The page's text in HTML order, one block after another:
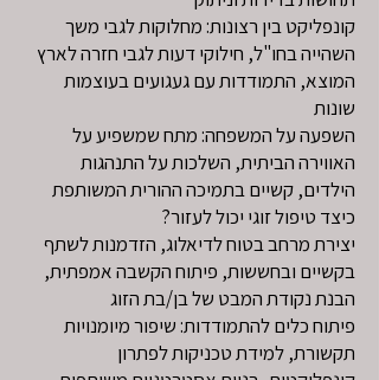
קונפליקט בין רצונות: מחלוקות לגבי משך
השהייה בחו"ל, חילוקי דעות לגבי חזרה לארץ
המוצא, התמודדות עם געגועים בעוצמות
שונות
השפעה על המשפחה: מתח שמשפיע על
האווירה הביתית, השלכות על התנהגות
הילדים, קשיים בתמיכה ההורית המשותפת
?כיצד טיפול זוגי יכול לעזור
יצירת מרחב בטוח לדיאלוג, הזדמנות לשתף
בקשיים ובחששות, פיתוח הקשבה אמפתית,
הבנת נקודת המבט של בן/בת הזוג
פיתוח כלים להתמודדות: שיפור מיומנויות
תקשורת, למידת טכניקות לפתרון